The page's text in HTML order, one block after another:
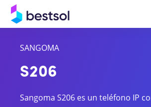
SANGOMA
S206
Sangoma S206 es un teléfono IP